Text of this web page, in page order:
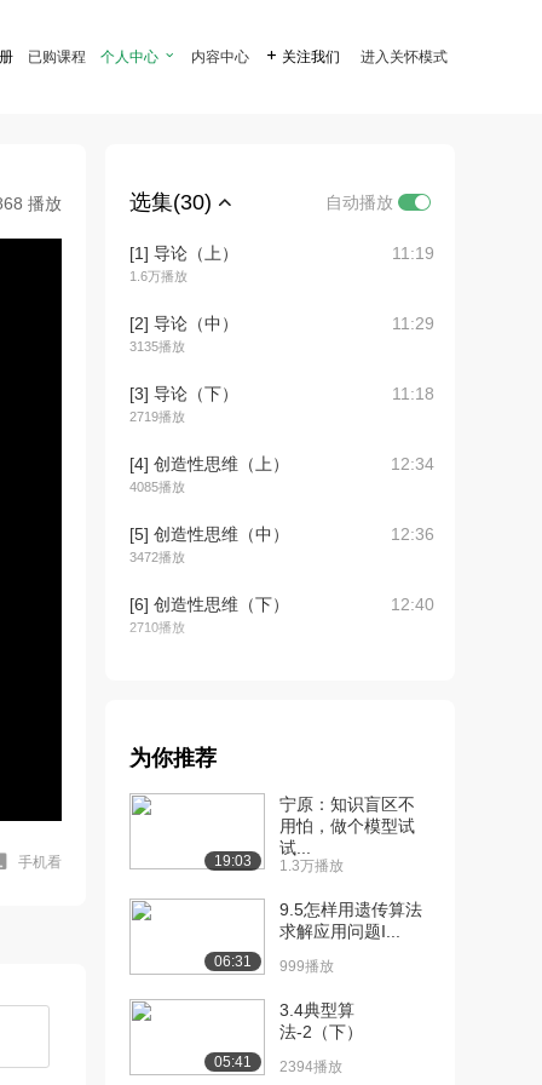
已购课程 个人中心  内容中心  关注我们 进入关怀模式
播放
手机看
选集(30) 自动播放
[1] 导论（上）
1.6万播放
11:19
[2] 导论（中）
3135播放
11:29
[3] 导论（下）
2719播放
11:18
[4] 创造性思维（上）
4085播放
12:34
[5] 创造性思维（中）
3472播放
12:36
[6] 创造性思维（下）
2710播放
12:40
[8] 思维障碍及其突破
（中）
[9] 思维障碍及其突破
（下）
2849播放
[10] 形象思维及方向性思
2514播放
[11] 形象思维及方向性思
为你推荐
19:03
宁原：知识盲区不
用怕，做个模型试
试...
1.3万播放
06:31
9.5怎样用遗传算法
求解应用问题I...
999播放
05:41
3.4典型算
法-2（下）
2394播放